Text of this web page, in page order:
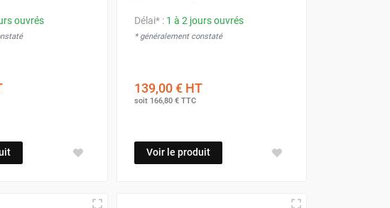
ouvrés Délai* : 1 à 2 jours ouvrés
* généralement constaté
139,00 €HT
soit 166,80 €TTC
Voir le produit